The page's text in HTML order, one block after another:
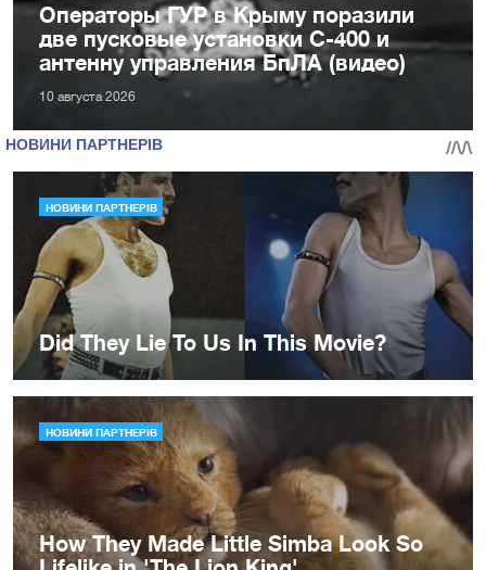
Операторы ГУР в Крыму поразили
две пусковые установки С-400 и
антенну управления БпЛА (видео)
10 августа 2026